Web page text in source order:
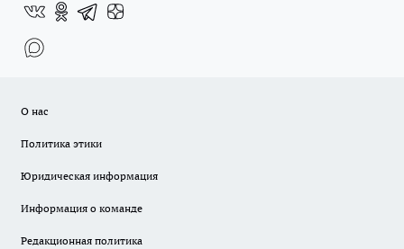
О нас
Политика этики
Юридическая информация
Информация о команде
Редакционная политика